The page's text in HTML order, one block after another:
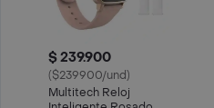
$ 239.900
($239900/und)
Multitech Reloj